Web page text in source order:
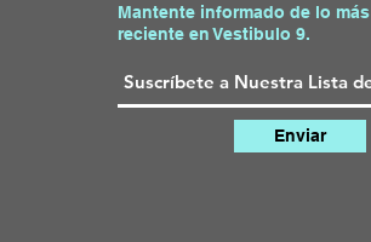
Mantente informado de lo más
reciente en Vestibulo 9.
Enviar